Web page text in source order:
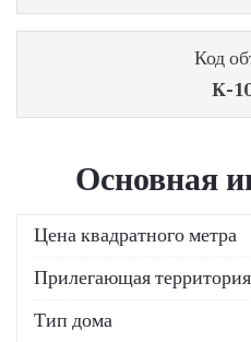
Код
K-
Основная
Цена квадратного метра
Прилегающая территория
Тип дома